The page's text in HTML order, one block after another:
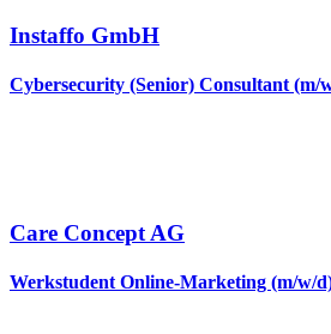
Instaffo GmbH
Cybersecurity (Senior) Consultant (m/
Care Concept AG
Werkstudent Online-Marketing (m/w/